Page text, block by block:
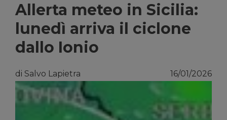
Allerta meteo in Sicilia:
lunedì arriva il ciclone
dallo Ionio
di Salvo Lapietra 16/01/2026